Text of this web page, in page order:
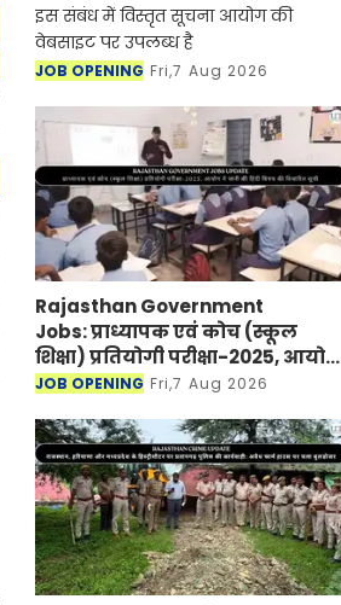
इस संबंध में विस्तृत सूचना आयोग की
वेबसाइट पर उपलब्ध है
JOB OPENING Fri,7 Aug 2026
Rajasthan Government
Jobs: प्राध्यापक एवं कोच (स्कूल
शिक्षा) प्रतियोगी परीक्षा-2025, आयोग
ने जारी की हिंदी विषय की विचारित
JOB OPENING Fri,7 Aug 2026